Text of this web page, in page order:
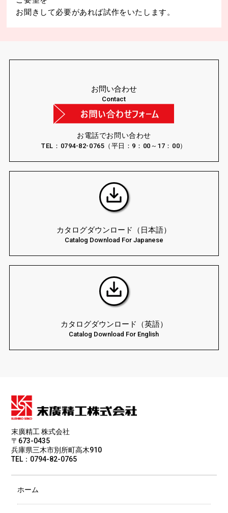
お聞きして必要があれば試作をいたします。
お問い合わせ
Contact
お電話でお問い合わせ
TEL：0794-82-0765（平日：9：00～17：00）
カタログダウンロード（日本語）
Catalog Download For Japanese
カタログダウンロード（英語）
Catalog Download For English
末廣精工 株式会社
〒673-0435
兵庫県三木市別所町高木910
TEL：0794-82-0765
ホーム